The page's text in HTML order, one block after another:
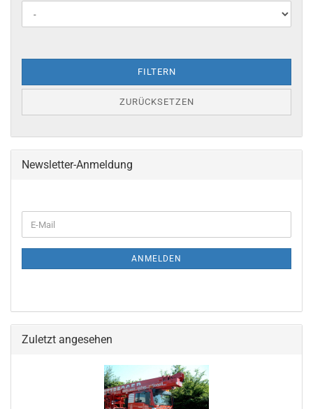
FILTERN
ZURÜCKSETZEN
Newsletter-Anmeldung
ANMELDEN
Zuletzt angesehen